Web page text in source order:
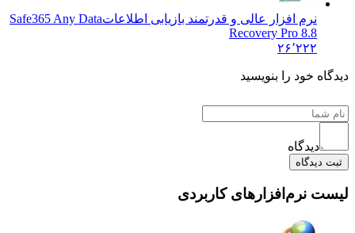
نرم افزار عالی و قدرتمند بازیابی اطلاعاتSafe365 Any Data
Recovery Pro 8.8
۲۶٬۲۲۲
خود را بنویسید
نرم‌افزارهای کاربردی